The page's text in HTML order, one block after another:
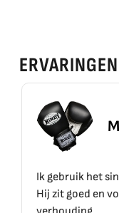
Ik gebruik het
Hij zit goed en